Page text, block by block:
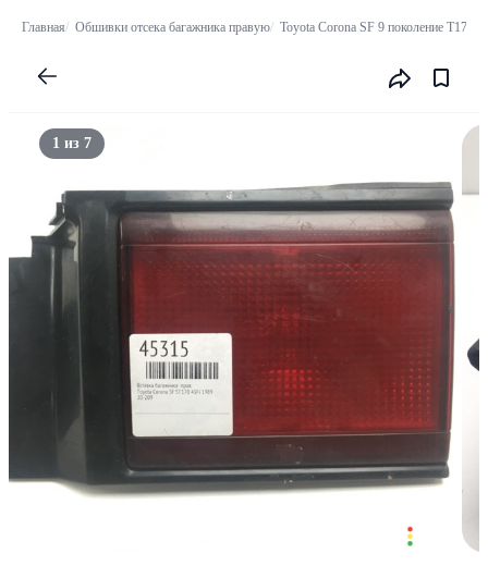
Главная Обшивки отсека багажника правую Toyota Corona SF 9 поколение T170
1 из 7